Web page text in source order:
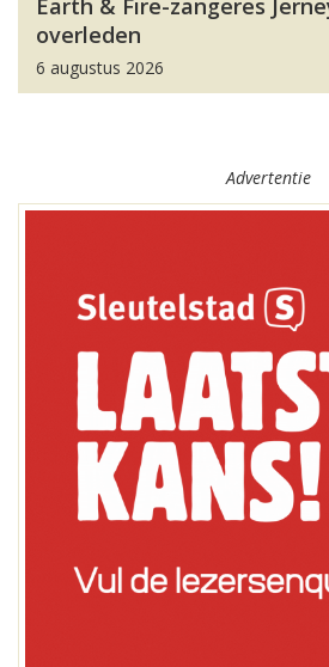
Earth & Fire-zangeres
overleden
6 augustus 2026
Advertentie